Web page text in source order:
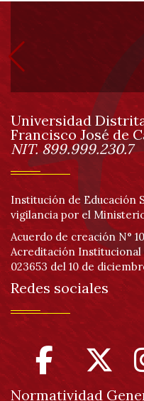
pie
de
página
Información
Universidad
Francisco José de
NIT. 899.999.230.7
Institución de Educación
vigilancia por el
Acuerdo de creación N°
Acreditación Institucional
023653 del 10 de
Redes sociales
Normatividad